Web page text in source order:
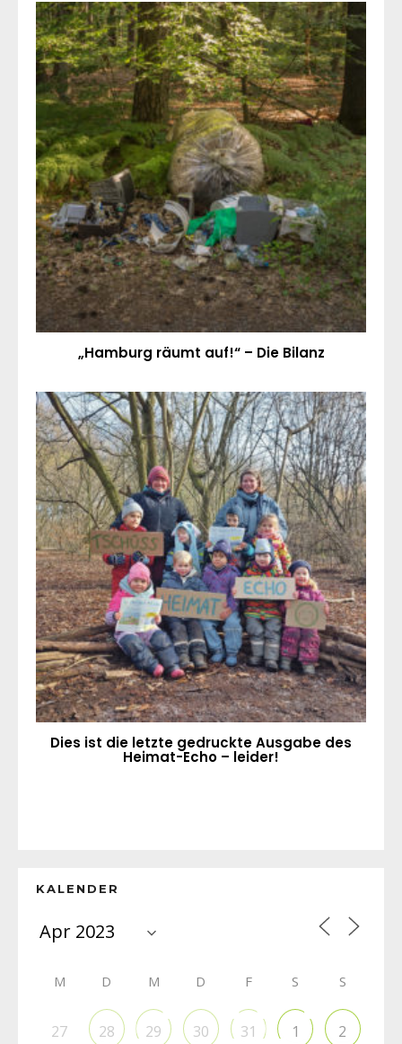
„Hamburg räumt auf!“ – Die Bilanz
Dies ist die letzte gedruckte Ausgabe des
Heimat-Echo – leider!
KALENDER
M D M D F S S
27 28 29 30 31 1 2